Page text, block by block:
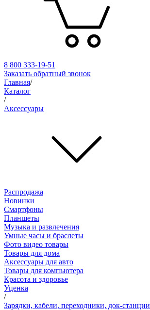
8 800 333-19-51
Заказать обратный звонок
Главная/
Каталог
/
Аксессуары
Распродажа
Новинки
Смартфоны
Планшеты
Музыка и развлечения
Умные часы и браслеты
Фото видео товары
Товары для дома
Аксессуары для авто
Товары для компьютера
Красота и здоровье
Уценка
/
Зарядки, кабели, переходники, док-станции